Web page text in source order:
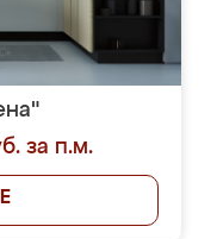
за п.м.